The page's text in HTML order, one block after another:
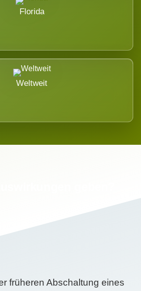
Florida
Weltweit
früheren Abschaltung eines